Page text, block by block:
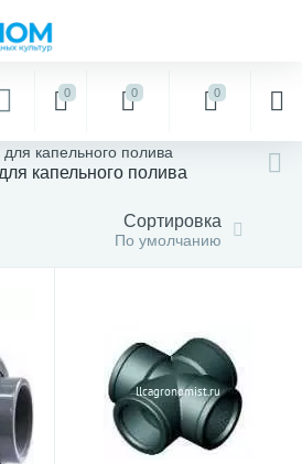
0 0 0
капельного полива
капельного полива
Сортировка
По умолчанию